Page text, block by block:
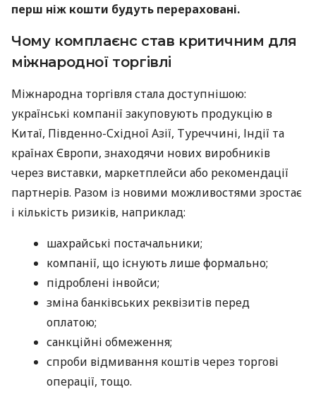
перш ніж кошти будуть перераховані.
Чому комплаєнс став критичним для
міжнародної торгівлі
Міжнародна торгівля стала доступнішою:
українські компанії закуповують продукцію в
Китаї, Південно-Східної Азії, Туреччині, Індії та
країнах Європи, знаходячи нових виробників
через виставки, маркетплейси або рекомендації
партнерів. Разом із новими можливостями зростає
і кількість ризиків, наприклад:
шахрайські постачальники;
компанії, що існують лише формально;
підроблені інвойси;
зміна банківських реквізитів перед
оплатою;
санкційні обмеження;
спроби відмивання коштів через торгові
операції, тощо.